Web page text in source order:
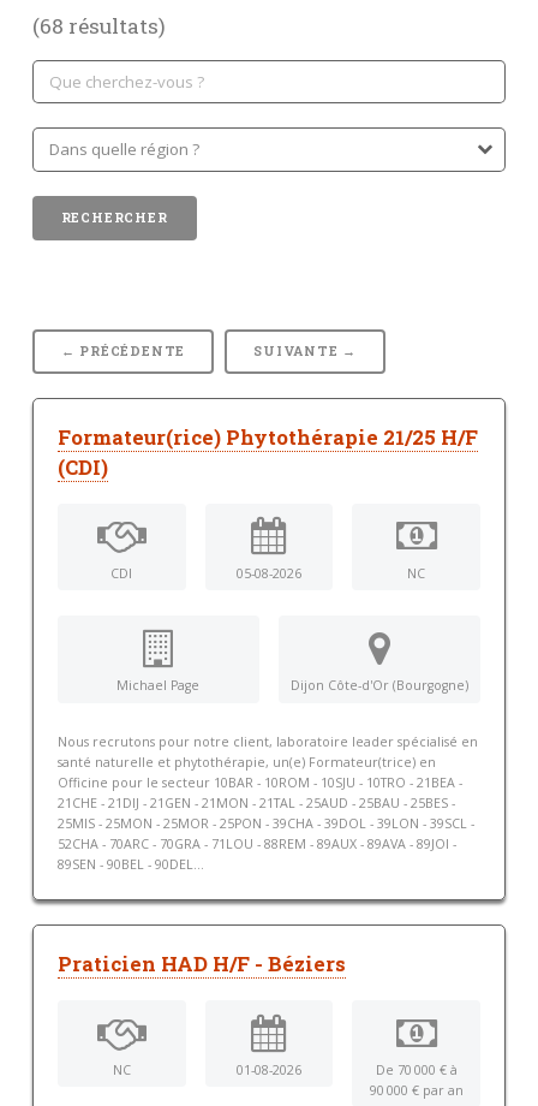
(68 résultats)
← PRÉCÉDENTE SUIVANTE →
Formateur(rice) Phytothérapie 21/25 H/F
(CDI)
CDI 05-08-2026 NC
Michael Page Dijon Côte-d'Or (Bourgogne)
Nous recrutons pour notre client, laboratoire leader spécialisé en
santé naturelle et phytothérapie, un(e) Formateur(trice) en
Officine pour le secteur 10BAR - 10ROM - 10SJU - 10TRO - 21BEA -
21CHE - 21DIJ - 21GEN - 21MON - 21TAL - 25AUD - 25BAU - 25BES -
25MIS - 25MON - 25MOR - 25PON - 39CHA - 39DOL - 39LON - 39SCL -
52CHA - 70ARC - 70GRA - 71LOU - 88REM - 89AUX - 89AVA - 89JOI -
89SEN - 90BEL - 90DEL...
Praticien HAD H/F - Béziers
NC 01-08-2026
De 70 000 € à
90 000 € par an